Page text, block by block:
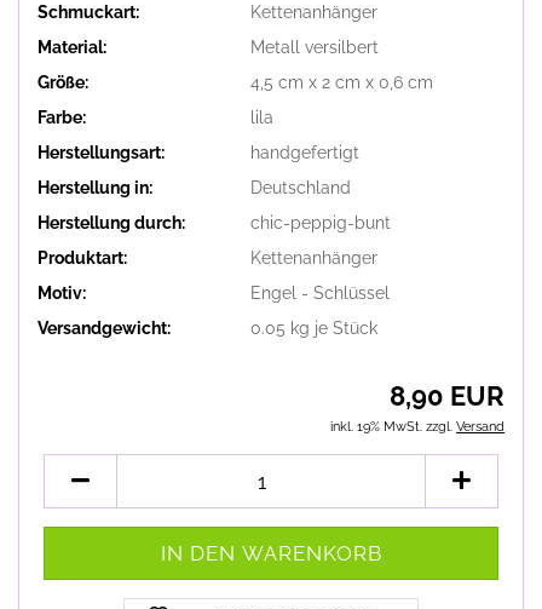
Schmuckart:
Kettenanhänger
Material:
Metall versilbert
Größe:
4,5 cm x 2 cm x 0,6 cm
Farbe:
lila
Herstellungsart:
handgefertigt
Herstellung in:
Deutschland
Herstellung durch:
chic-peppig-bunt
Produktart:
Kettenanhänger
Motiv:
Engel - Schlüssel
Versandgewicht:
0.05 kg je Stück
8,90 EUR
inkl. 19% MwSt. zzgl. Versand